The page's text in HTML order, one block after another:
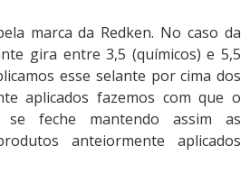
marca da Redken. No caso da
gira entre 3,5 (químicos) e 5,5
esse selante por cima dos
aplicados fazemos com que o
se feche mantendo assim as
anteiormente aplicados